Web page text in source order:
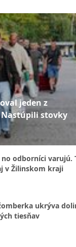
jeden z
Nastúpili stovky
no odborníci varujú.
v Žilinskom kraji
ukrýva
tiesňav